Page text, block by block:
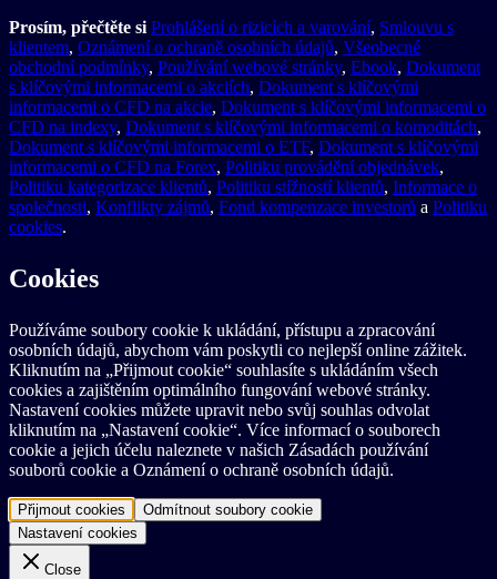
Prosím, přečtěte si Prohlášení o rizicích a varování, Smlouvu s
klientem, Oznámení o ochraně osobních údajů, Všeobecné
obchodní podmínky, Používání webové stránky, Ebook, Dokument
s klíčovými informacemi o akciích, Dokument s klíčovými
informacemi o CFD na akcie, Dokument s klíčovými informacemi o
CFD na indexy, Dokument s klíčovými informacemi o komoditách,
Dokument s klíčovými informacemi o ETF, Dokument s klíčovými
informacemi o CFD na Forex, Politiku provádění objednávek,
Politiku kategorizace klientů, Politiku stížností klientů, Informace o
společnosti, Konflikty zájmů, Fond kompenzace investorů a Politiku
cookies.
Cookies
Používáme soubory cookie k ukládání, přístupu a zpracování
osobních údajů, abychom vám poskytli co nejlepší online zážitek.
Kliknutím na „Přijmout cookie“ souhlasíte s ukládáním všech
cookies a zajištěním optimálního fungování webové stránky.
Nastavení cookies můžete upravit nebo svůj souhlas odvolat
kliknutím na „Nastavení cookie“. Více informací o souborech
cookie a jejich účelu naleznete v našich Zásadách používání
souborů cookie a Oznámení o ochraně osobních údajů.
Přijmout cookies
Odmítnout soubory cookie
Nastavení cookies
Close